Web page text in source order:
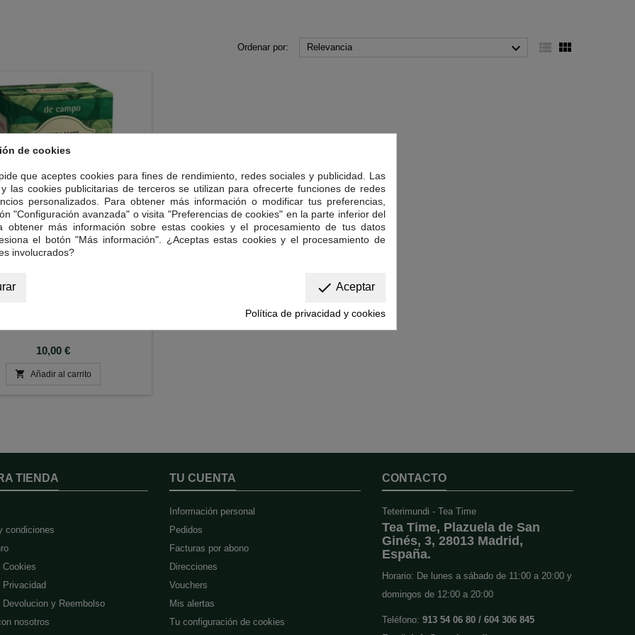
Ordenar por: Relevancia   
Precio
10,00 €
 Añadir al carrito
TIENDA
condiciones
Cookies
Privacidad
Devolucion y Reembolso
nosotros
TU CUENTA
Información personal
Pedidos
Facturas por abono
Direcciones
Vouchers
Mis alertas
Tu configuración de cookies
CONTACTO
Teterimundi - Tea Time
Tea Time, Plazuela de San
Ginés, 3, 28013 Madrid,
España.
Horario: De lunes a sábado de 11:00 a 20:00 y
domingos de 12:00 a 20:00
Teléfono: 913 54 06 80 / 604 306 845
de cookies
que aceptes cookies para fines de rendimiento, redes sociales y publicidad. Las
las cookies publicitarias de terceros se utilizan para ofrecerte funciones de redes
personalizados. Para obtener más información o modificar tus preferencias,
"Configuración avanzada" o visita "Preferencias de cookies" en la parte inferior del
obtener más información sobre estas cookies y el procesamiento de tus datos
el botón "Más información". ¿Aceptas estas cookies y el procesamiento de
involucrados?
done Aceptar
Política de privacidad y cookies